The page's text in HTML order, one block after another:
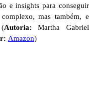
e insights para conseguir
mas também, e
Autoria: Martha Gabriel
Amazon)